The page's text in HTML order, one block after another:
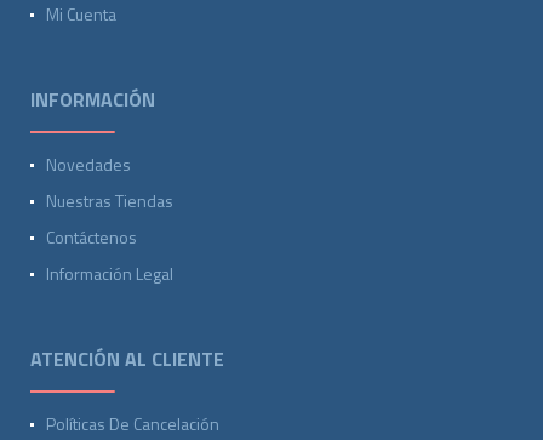
Mi Cuenta
INFORMACIÓN
Novedades
Nuestras Tiendas
Contáctenos
Información Legal
ATENCIÓN AL CLIENTE
Políticas De Cancelación